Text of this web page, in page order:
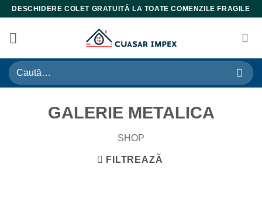
Skip
content
DESCHIDERE COLET GRATUITĂ LA TOATE COMENZILE FRAGILE
Caută
după:
GALERIE METALICA
SHOP
FILTREAZĂ